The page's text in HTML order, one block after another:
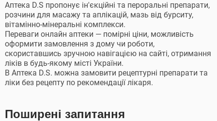
Аптека D.S пропонує ін'єкційні та пероральні препарати,
розчини для масажу та аплікацій, мазь від бурситу,
вітамінно-мінеральні комплекси.
Переваги онлайн аптеки — помірні ціни, можливість
оформити замовлення з дому чи роботи,
скориставшись зручною навігацією на сайті, отримання
ліків в будь-якому місті України.
В Аптека D.S. можна замовити рецептурні препарати та
ліки без рецепту по рекомендації лікаря.
Поширені запитання